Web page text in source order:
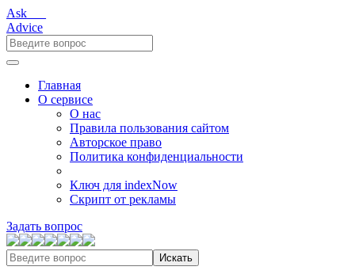
Ask___
Advice
Главная
О сервисе
О нас
Правила пользования сайтом
Авторское право
Политика конфиденциальности
Ключ для indexNow
Скрипт от рекламы
Задать вопрос
Искать